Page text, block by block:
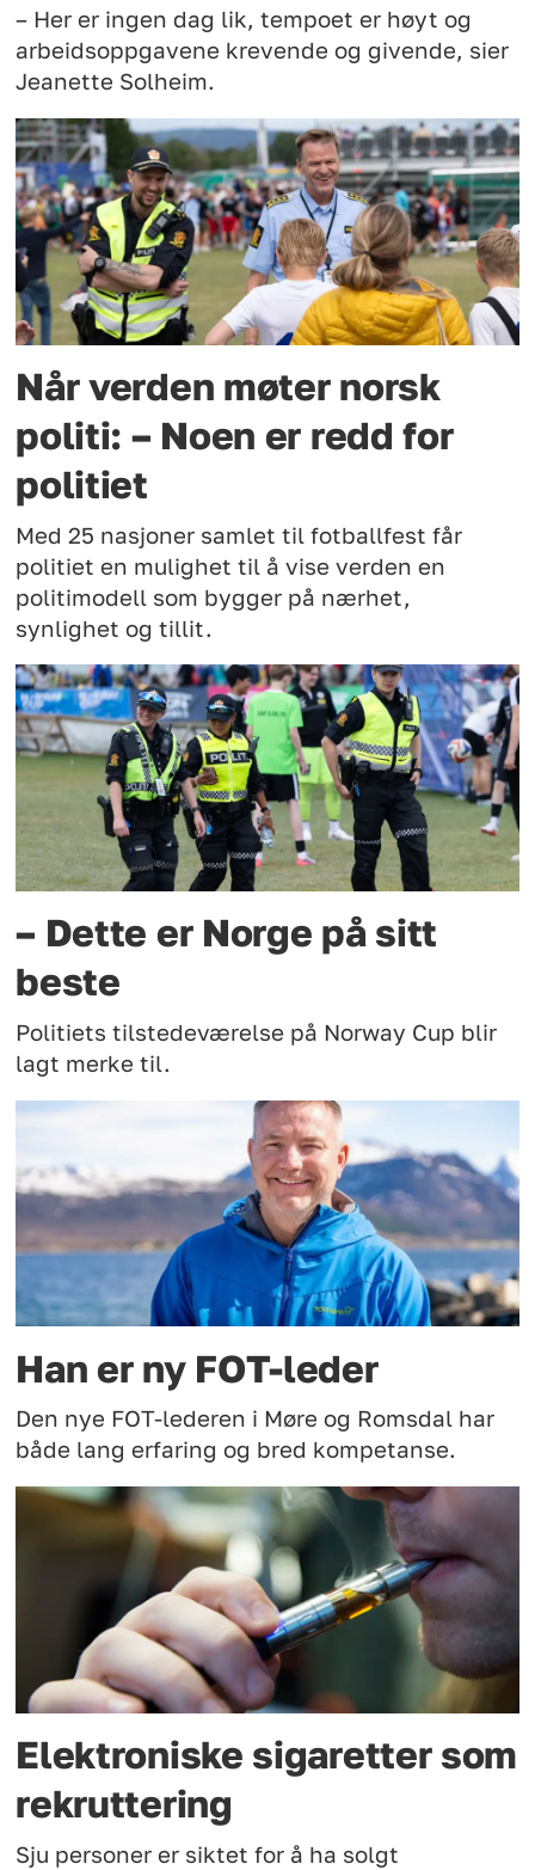
– Her er ingen dag lik, tempoet er høyt og
arbeidsoppgavene krevende og givende, sier
Jeanette Solheim.
Når verden møter norsk
politi: – Noen er redd for
politiet
Med 25 nasjoner samlet til fotballfest får
politiet en mulighet til å vise verden en
politimodell som bygger på nærhet,
synlighet og tillit.
– Dette er Norge på sitt
beste
Politiets tilstedeværelse på Norway Cup blir
lagt merke til.
Han er ny FOT-leder
Den nye FOT-lederen i Møre og Romsdal har
både lang erfaring og bred kompetanse.
Elektroniske sigaretter som
rekruttering
Sju personer er siktet for å ha solgt